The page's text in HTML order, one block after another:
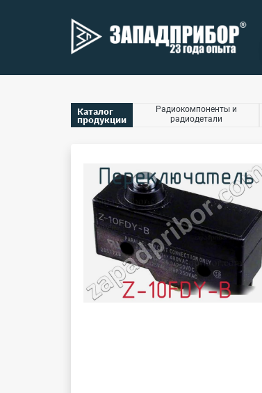
Каталог
продукции
Радиокомпоненты и
радиодетали